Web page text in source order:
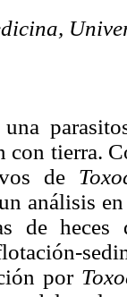
con tierra.
de
análisis en
de
por